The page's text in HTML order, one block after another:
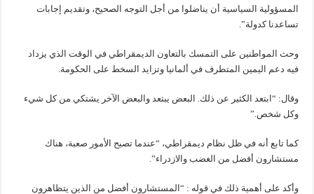
المسؤولية السياسية أن يناضلوا من أجل التوجه الصحيح، وتقديم إجابات
تساعدنا كدولة”.
وحث المواطنين على التمسك بالتعاون الديمقراطي في الوقت الذي يزداد
فيه دعم اليمين المتطرف في ألمانيا وتزايد السخط على الحكومة.
وقال: “ابتعد الكثير عن ذلك. البعض يبتعد والبعض الآخر يشتكي من كل شيء
وكل شخص.”
كما تابع أنه في ظل نظام ديمقراطي، “عندما تصبح الأمور صعبة، هناك
مستشارون أفضل من الغضب والازدراء”.
وأكد على أهمية ذلك في قوله : “المستشارون أفضل من الذين يتظاهرون